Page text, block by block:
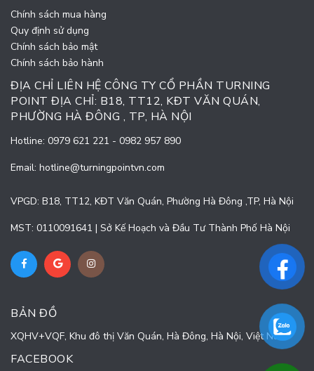
Chính sách mua hàng
Quy định sử dụng
Chính sách bảo mật
Chính sách bảo hành
ĐỊA CHỈ LIÊN HỆ CÔNG TY CỔ PHẦN TURNING
POINT ĐỊA CHỈ: B18, TT12, KĐT VĂN QUÁN,
PHƯỜNG HÀ ĐÔNG , TP, HÀ NỘI
Hotline: 0979 621 221 - 0982 957 890
Email: hotline@turningpointvn.com
VPGD: B18, TT12, KĐT Văn Quán, Phường Hà Đông ,TP, Hà Nội
MST: 0110091641 | Sở Kế Hoạch và Đầu Tư Thành Phố Hà Nội
BẢN ĐỒ
XQHV+VQF, Khu đô thị Văn Quán, Hà Đông, Hà Nội, Việt Nam
FACEBOOK